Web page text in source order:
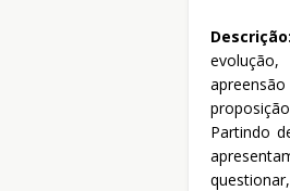
Descrição:
Partindo